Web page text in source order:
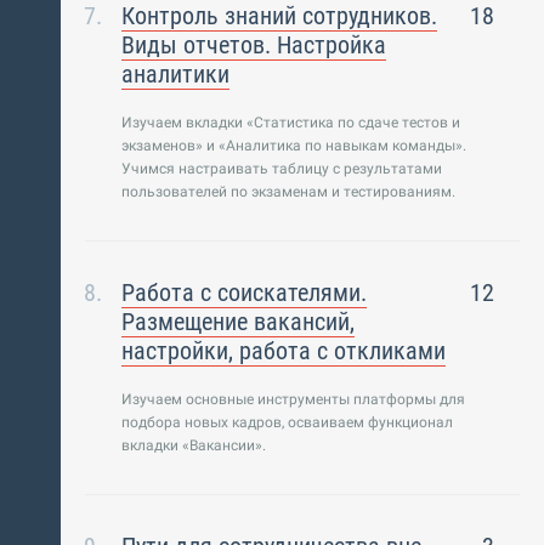
Контроль знаний сотрудников.
Виды отчетов. Настройка
аналитики
18
Изучаем вкладки «Статистика по сдаче тестов и
экзаменов» и «Аналитика по навыкам команды».
Учимся настраивать таблицу с результатами
пользователей по экзаменам и тестированиям.
Работа с соискателями.
Размещение вакансий,
настройки, работа с откликами
12
Изучаем основные инструменты платформы для
подбора новых кадров, осваиваем функционал
вкладки «Вакансии».